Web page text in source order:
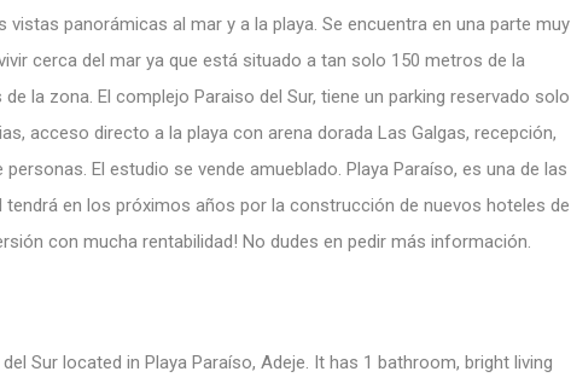
panorámicas al mar y a la playa. Se encuentra en una parte muy
cerca del mar ya que está situado a tan solo 150 metros de la
la zona. El complejo Paraiso del Sur, tiene un parking reservado solo
acceso directo a la playa con arena dorada Las Galgas, recepción,
El estudio se vende amueblado. Playa Paraíso, es una de las
en los próximos años por la construcción de nuevos hoteles de
con mucha rentabilidad! No dudes en pedir más información.
Sur located in Playa Paraíso, Adeje. It has 1 bathroom, bright living